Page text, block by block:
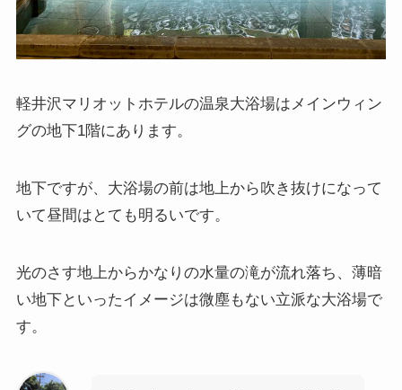
軽井沢マリオットホテルの温泉大浴場はメインウィン
グの地下1階にあります。
地下ですが、大浴場の前は地上から吹き抜けになって
いて昼間はとても明るいです。
光のさす地上からかなりの水量の滝が流れ落ち、薄暗
い地下といったイメージは微塵もない立派な大浴場で
す。